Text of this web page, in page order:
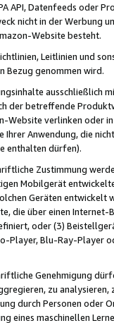
API, Datenfeeds oder
nicht in der Werbung
Website besteht.
Leitlinien und
Bezug genommen wird.
ausschließlich
der betreffende
Website verlinken oder
Anwendung, die
enthalten dürfen).
Zustimmung
Mobilgerät
Geräten
die über einen
oder (3)
Blu-Ray-Player
Genehmigung
zu
durch Personen
eines maschinellen